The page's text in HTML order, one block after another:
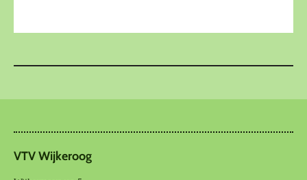
VTV Wijkeroog